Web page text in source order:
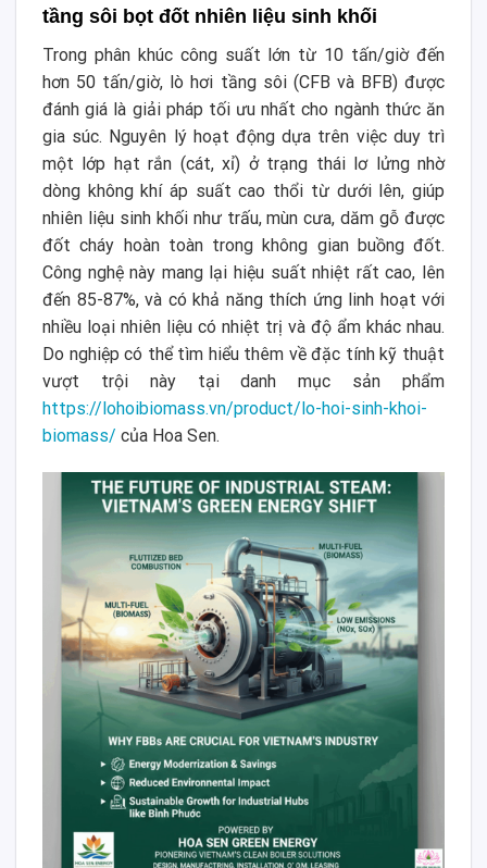
tầng sôi bọt đốt nhiên liệu sinh khối
Trong phân khúc công suất lớn từ 10 tấn/giờ đến
hơn 50 tấn/giờ, lò hơi tầng sôi (CFB và BFB) được
đánh giá là giải pháp tối ưu nhất cho ngành thức ăn
gia súc. Nguyên lý hoạt động dựa trên việc duy trì
một lớp hạt rắn (cát, xỉ) ở trạng thái lơ lửng nhờ
dòng không khí áp suất cao thổi từ dưới lên, giúp
nhiên liệu sinh khối như trấu, mùn cưa, dăm gỗ được
đốt cháy hoàn toàn trong không gian buồng đốt.
Công nghệ này mang lại hiệu suất nhiệt rất cao, lên
đến 85-87%, và có khả năng thích ứng linh hoạt với
nhiều loại nhiên liệu có nhiệt trị và độ ẩm khác nhau.
Do nghiệp có thể tìm hiểu thêm về đặc tính kỹ thuật
vượt trội này tại danh mục sản phẩm
https://lohoibiomass.vn/product/lo-hoi-sinh-khoi-
biomass/ của Hoa Sen.